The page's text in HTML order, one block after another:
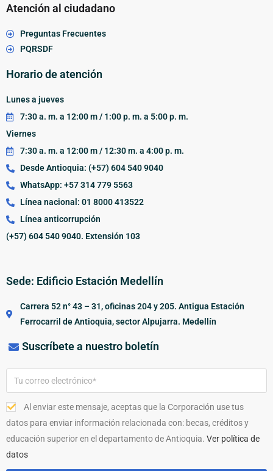
Atención al ciudadano
Preguntas Frecuentes
PQRSDF
Horario de atención
Lunes a jueves
7:30 a. m. a 12:00 m / 1:00 p. m. a 5:00 p. m.
Viernes
7:30 a. m. a 12:00 m / 12:30 m. a 4:00 p. m.
Desde Antioquia: (+57) 604 540 9040
WhatsApp: +57 314 779 5563
Línea nacional: 01 8000 413522
Línea anticorrupción
(+57) 604 540 9040. Extensión 103
Sede: Edificio Estación Medellín
Carrera 52 n° 43 – 31, oficinas 204 y 205. Antigua Estación
Ferrocarril de Antioquia, sector Alpujarra. Medellín
Suscríbete a nuestro boletín
Al enviar este mensaje, aceptas que la Corporación use tus
datos para enviar información relacionada con: becas, créditos y
educación superior en el departamento de Antioquia. Ver política de
datos